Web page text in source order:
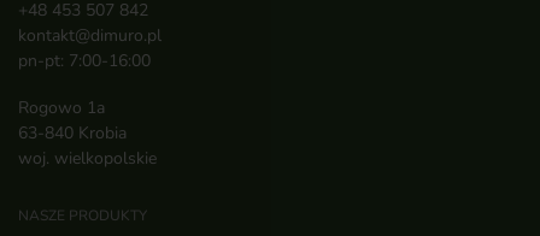
+48 453 507 842
kontakt@dimuro.pl
pn-pt: 7:00-16:00
Rogowo 1a
63-840 Krobia
woj. wielkopolskie
NASZE PRODUKTY